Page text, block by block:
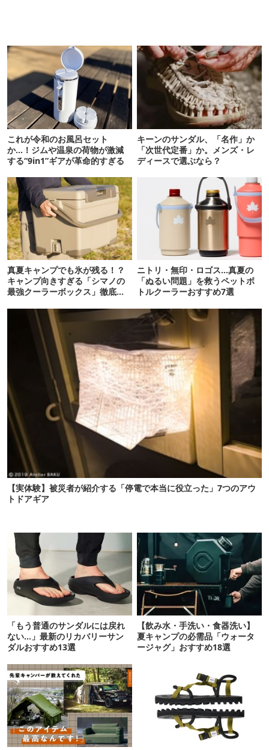
これが令和のお風呂セット
か…！ジムや温泉の荷物が激減
する“9in1”ギアが革命的すぎる
キーンのサンダル、「名作」か
「次世代定番」か。メンズ・レ
ディースで選ぶなら？
真夏キャンプでも氷が残る！？
キャンプ向きすぎる「シマノの
最強クーラーボックス」徹底解
ニトリ・無印・ロゴス…真夏の
「ぬるい問題」を救うペットボ
トルクーラーおすすめ7選
【実体験】被災者が紹介する「停電で本当に役立った」7つのアウ
トドアギア
「もう普通のサンダルには戻れ
ない…」最新のリカバリーサン
ダルおすすめ13選
【飲み水・手洗い・食器洗い】
夏キャンプの必需品「ウォータ
ージャグ」おすすめ18選